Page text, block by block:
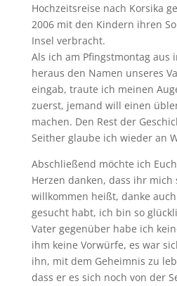
Hochzeitsreise nach Korsika
2006 mit den Kindern ihren
Insel verbracht.
Als ich am Pfingstmontag
heraus den Namen unseres
eingab, traute ich meinen
zuerst, jemand will einen
machen. Den Rest der
Seither glaube ich wieder an
Abschließend möchte ich
Herzen danken, dass ihr mich
willkommen heißt, danke
gesucht habt, ich bin so
Vater gegenüber habe ich
ihm keine Vorwürfe, es war
ihn, mit dem Geheimnis zu
dass er es sich noch von der